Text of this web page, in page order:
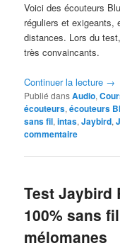
Voici des écouteurs
réguliers et exigeants,
distances. Lors du
très convaincants.
Continuer la lecture →
Publié dansAudio,
écouteurs,écouteurs
sans fil,intas,Jaybird,
commentaire
Test Jaybird
100% sans
mélomanes